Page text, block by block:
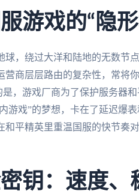
游戏的“隐形
，绕过大洋和陆地的无数节
商层层路由的复杂性，常将
，游戏厂商为了保护服务器
游戏”的梦想，卡在了延迟爆
平精英里重温国服的快节奏
钥：速度、